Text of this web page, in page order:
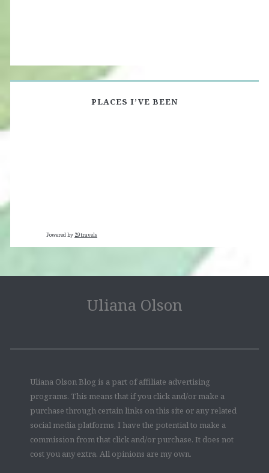
PLACES I’VE BEEN
Powered by 29travels
Uliana Olson
Uliana Olson Blog is a part of affiliate advertising
programs. This means that if you click and/or make a
purchase through certain links on this site or any related
social media platforms, I have the potential to make a
commission from that click and/or purchase. It does not
cost you any extra. All opinions are my own.